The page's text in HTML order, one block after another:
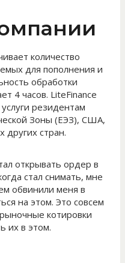
количество
для пополнения и
обработки
4 часов. LiteFinance
резидентам
Зоны (ЕЭЗ), США,
других стран.
открывать ордер в
стал снимать, мне
обвинили меня в
на этом. Это совсем
котировки
их в этом.